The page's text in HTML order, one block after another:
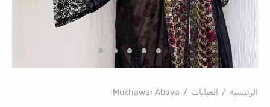
الرئيسية / العبايات /